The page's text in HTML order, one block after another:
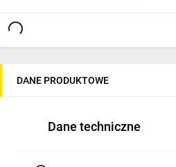
DANE PRODUKTOWE
Dane techniczne